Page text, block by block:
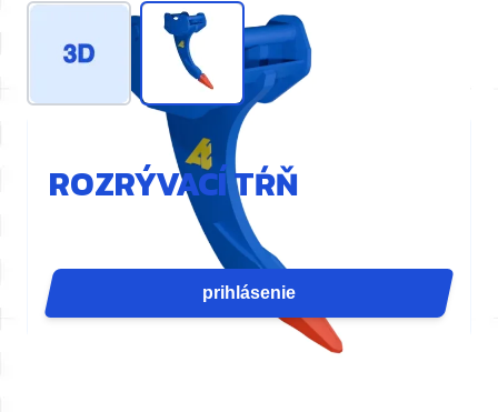
View larger imageView larger image
ROZRÝVACÍ TŔŇ
Zub rozrývača D90 sústreďuje silu valca do jedného
bodu pre maximálny prienik. Je ideálny na búranie
dosiek, drážkovanie, rozrývanie v lomoch alebo
vykoreňovanie. Dostupné pre rýpadlá od 71 do 90
prihlásenie